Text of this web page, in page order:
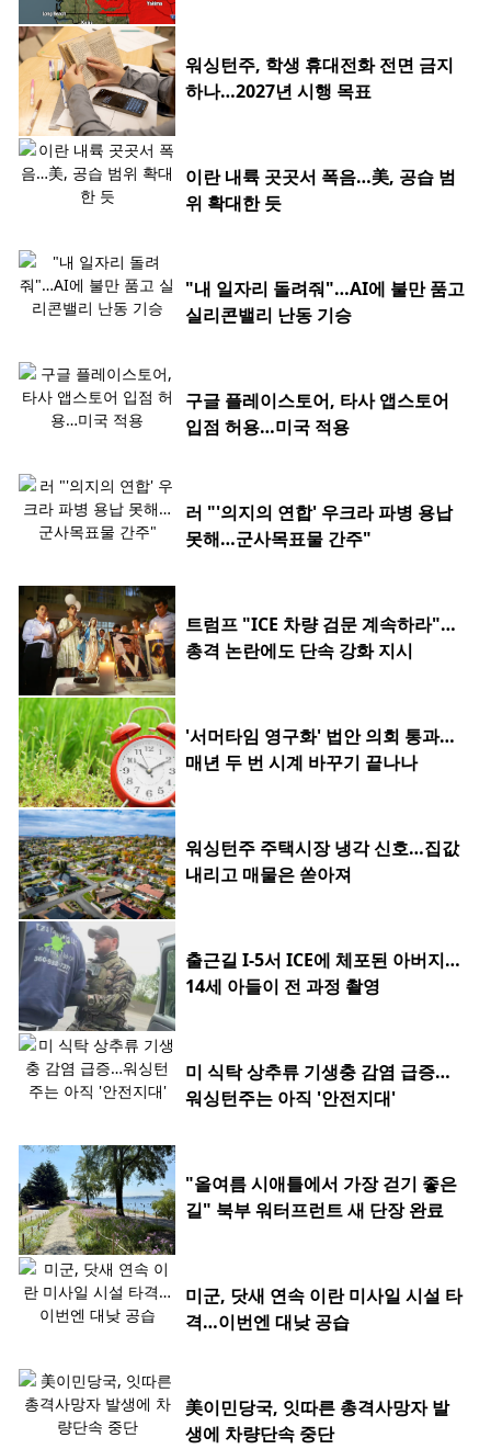
워싱턴주, 학생 휴대전화 전면 금지
하나…2027년 시행 목표
이란 내륙 곳곳서 폭음…美, 공습 범
위 확대한 듯
"내 일자리 돌려줘"…AI에 불만 품고
실리콘밸리 난동 기승
구글 플레이스토어, 타사 앱스토어
입점 허용…미국 적용
러 "'의지의 연합' 우크라 파병 용납
못해…군사목표물 간주"
트럼프 "ICE 차량 검문 계속하라"…
총격 논란에도 단속 강화 지시
'서머타임 영구화' 법안 의회 통과…
매년 두 번 시계 바꾸기 끝나나
워싱턴주 주택시장 냉각 신호…집값
내리고 매물은 쏟아져
출근길 I-5서 ICE에 체포된 아버지…
14세 아들이 전 과정 촬영
미 식탁 상추류 기생충 감염 급증…
워싱턴주는 아직 '안전지대'
"올여름 시애틀에서 가장 걷기 좋은
길" 북부 워터프런트 새 단장 완료
미군, 닷새 연속 이란 미사일 시설 타
격…이번엔 대낮 공습
美이민당국, 잇따른 총격사망자 발
생에 차량단속 중단